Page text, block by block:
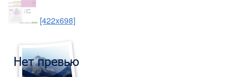
[422x698]